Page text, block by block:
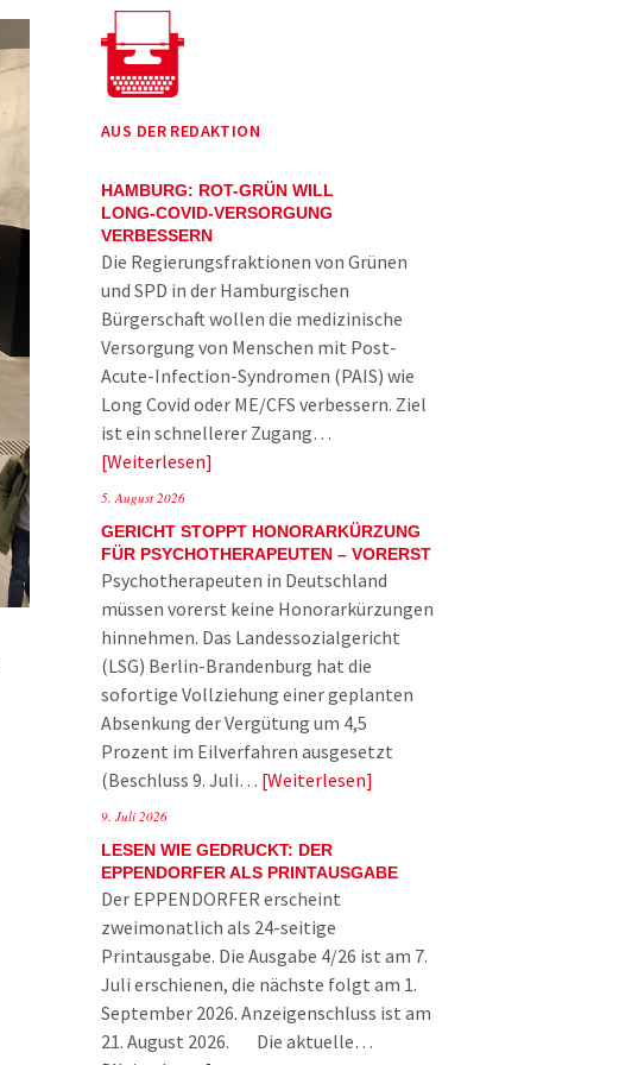
AUS DER REDAKTION
HAMBURG: ROT-GRÜN WILL
LONG-COVID-VERSORGUNG
VERBESSERN
Die Regierungsfraktionen von Grünen
und SPD in der Hamburgischen
Bürgerschaft wollen die medizinische
Versorgung von Menschen mit Post-
Acute-Infection-Syndromen (PAIS) wie
Long Covid oder ME/CFS verbessern. Ziel
ist ein schnellerer Zugang…
Weiterlesen
5. August 2026
GERICHT STOPPT HONORARKÜRZUNG
FÜR PSYCHOTHERAPEUTEN – VORERST
Psychotherapeuten in Deutschland
müssen vorerst keine Honorarkürzungen
hinnehmen. Das Landessozialgericht
(LSG) Berlin-Brandenburg hat die
sofortige Vollziehung einer geplanten
Absenkung der Vergütung um 4,5
Prozent im Eilverfahren ausgesetzt
(Beschluss 9. Juli… Weiterlesen
9. Juli 2026
LESEN WIE GEDRUCKT: DER
EPPENDORFER ALS PRINTAUSGABE
Der EPPENDORFER erscheint
zweimonatlich als 24-seitige
Printausgabe. Die Ausgabe 4/26 ist am 7.
Juli erschienen, die nächste folgt am 1.
September 2026. Anzeigenschluss ist am
21. August 2026. Die aktuelle…